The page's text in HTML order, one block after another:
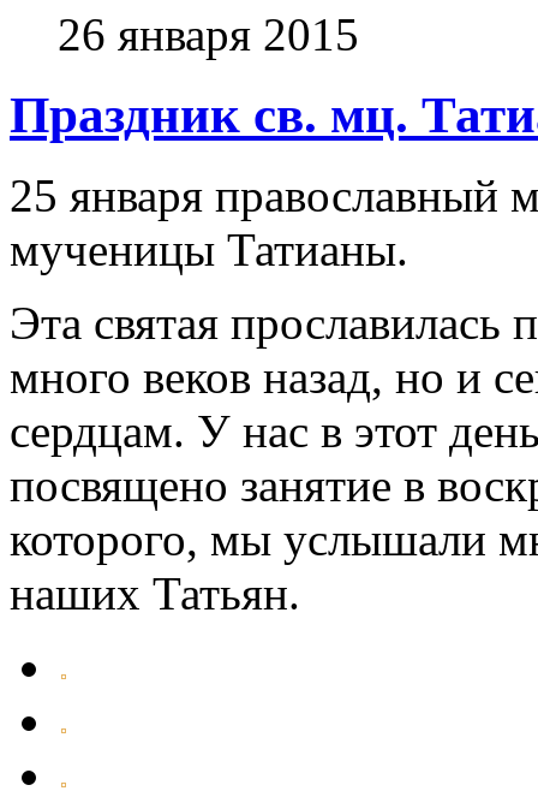
26 января 2015
Праздник св. мц.
25 января православный
мученицы Татианы.
Эта святая
много веков назад, но и
сердцам. У нас в этот
посвящено занятие в
которого, мы услышали
наших Татьян.